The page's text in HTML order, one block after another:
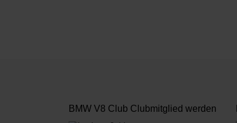
BMW V8 Club Clubmitglied werden